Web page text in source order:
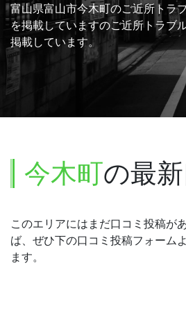
富山県富山市今木町のご近所トラ
を掲載していますのご近所トラブ
掲載しています。
今木町の最
このエリアにはまだ口コミ投稿が
ば、ぜひ下の口コミ投稿フォーム
ます。